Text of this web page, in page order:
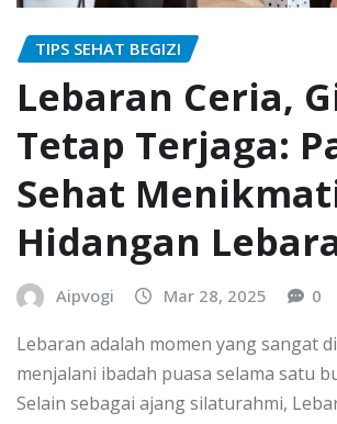
TIPS SEHAT BEGIZI
Lebaran Ceria,
Tetap Terjaga:
Sehat
Hidangan
Aipvogi Mar 28, 2025 0
Lebaran adalah momen yang sangat
menjalani ibadah puasa selama satu
Selain sebagai ajang silaturahmi,